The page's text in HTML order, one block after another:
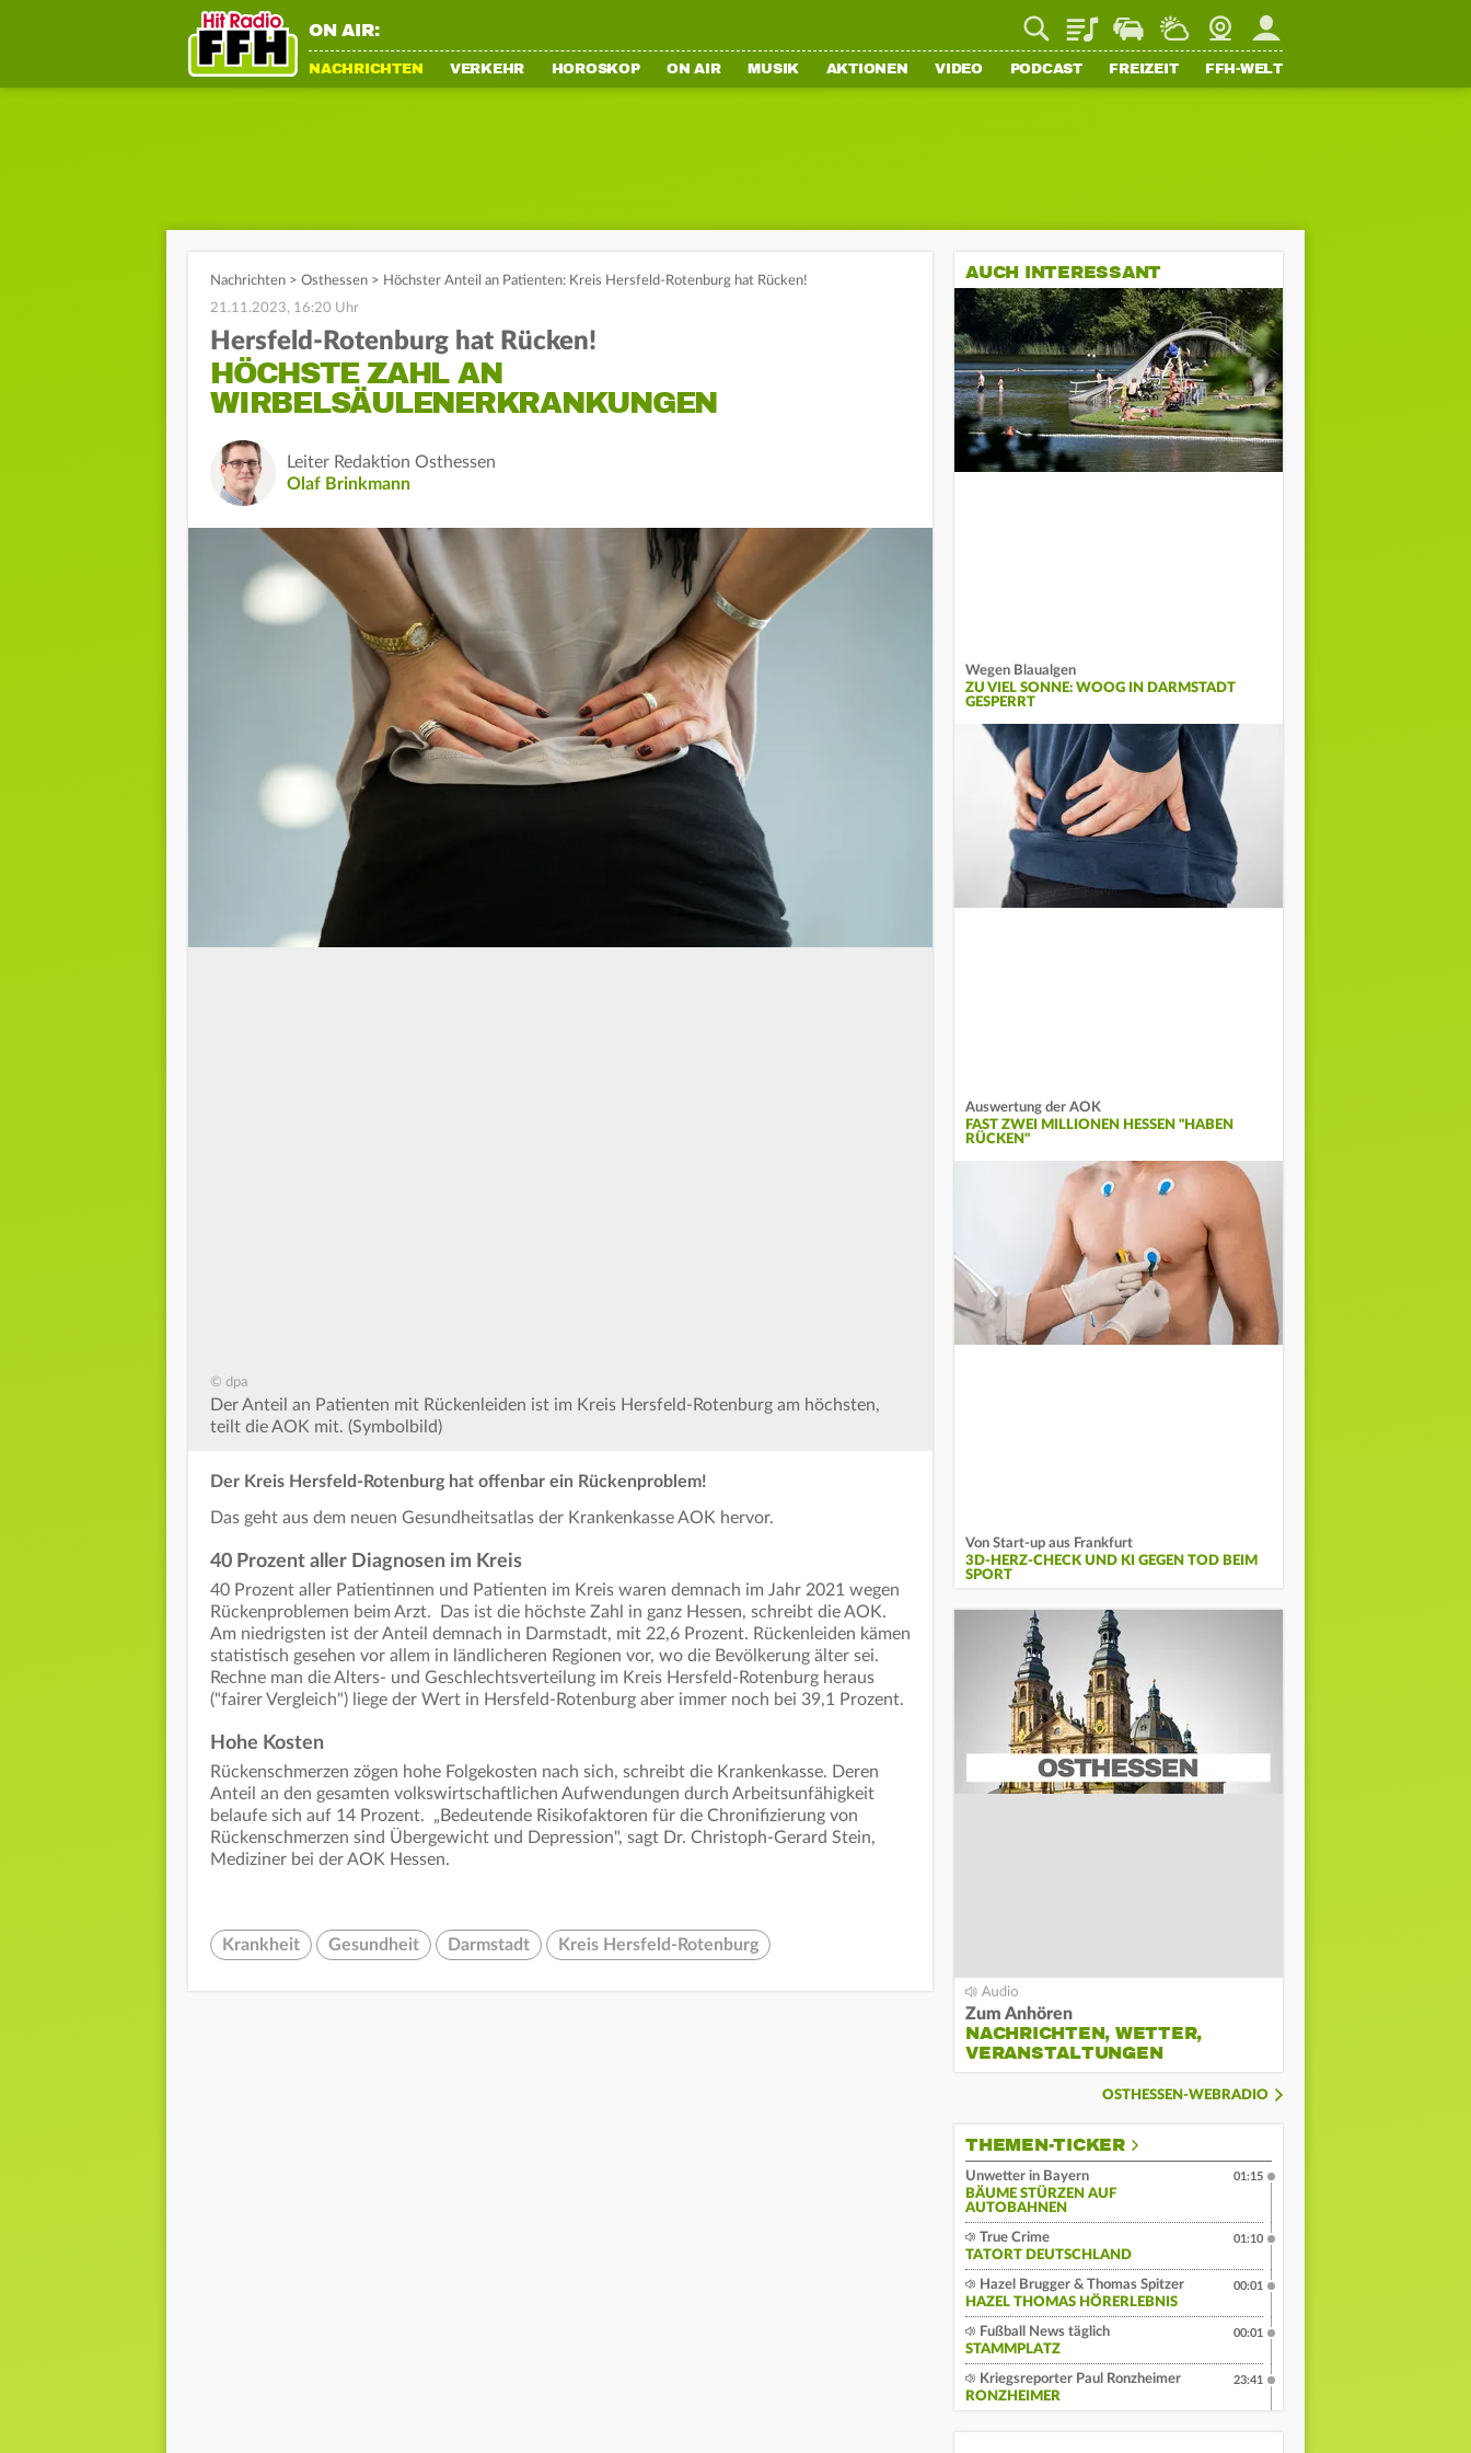
ON AIR: PlaylistStaupilotWetterWebcamMein FFH
NACHRICHTEN VERKEHR HOROSKOP ON AIR MUSIK AKTIONEN VIDEO PODCAST FREIZEIT FFH-WELT
Nachrichten > Osthessen > Höchster Anteil an Patienten: Kreis Hersfeld-Rotenburg hat Rücken!
21.11.2023, 16:20 Uhr
Hersfeld-Rotenburg hat Rücken!
HÖCHSTE ZAHL AN
WIRBELSÄULENERKRANKUNGEN
Leiter Redaktion Osthessen
Olaf Brinkmann
© dpa
Der Anteil an Patienten mit Rückenleiden ist im Kreis Hersfeld-Rotenburg am höchsten,
teilt die AOK mit. (Symbolbild)
Der Kreis Hersfeld-Rotenburg hat offenbar ein Rückenproblem!
Das geht aus dem neuen Gesundheitsatlas der Krankenkasse AOK hervor.
40 Prozent aller Diagnosen im Kreis
40 Prozent aller Patientinnen und Patienten im Kreis waren demnach im Jahr 2021 wegen
Rückenproblemen beim Arzt. Das ist die höchste Zahl in ganz Hessen, schreibt die AOK.
Am niedrigsten ist der Anteil demnach in Darmstadt, mit 22,6 Prozent. Rückenleiden kämen
statistisch gesehen vor allem in ländlicheren Regionen vor, wo die Bevölkerung älter sei.
Rechne man die Alters- und Geschlechtsverteilung im Kreis Hersfeld-Rotenburg heraus
("fairer Vergleich") liege der Wert in Hersfeld-Rotenburg aber immer noch bei 39,1 Prozent.
Hohe Kosten
Rückenschmerzen zögen hohe Folgekosten nach sich, schreibt die Krankenkasse. Deren
Anteil an den gesamten volkswirtschaftlichen Aufwendungen durch Arbeitsunfähigkeit
belaufe sich auf 14 Prozent. „Bedeutende Risikofaktoren für die Chronifizierung von
Rückenschmerzen sind Übergewicht und Depression", sagt Dr. Christoph-Gerard Stein,
Mediziner bei der AOK Hessen.
Krankheit Gesundheit Darmstadt Kreis Hersfeld-Rotenburg
AUCH INTERESSANT
Wegen Blaualgen
ZU VIEL SONNE: WOOG IN DARMSTADT
GESPERRT
Auswertung der AOK
FAST ZWEI MILLIONEN HESSEN "HABEN
RÜCKEN"
Von Start-up aus Frankfurt
3D-HERZ-CHECK UND KI GEGEN TOD BEIM
SPORT
Zum Anhören
NACHRICHTEN, WETTER,
VERANSTALTUNGEN
OSTHESSEN-WEBRADIO
THEMEN-TICKER
Unwetter in Bayern
BÄUME STÜRZEN AUF
AUTOBAHNEN
01:15
True Crime
TATORT DEUTSCHLAND
01:10
Hazel Brugger & Thomas Spitzer
HAZEL THOMAS HÖRERLEBNIS
00:01
Fußball News täglich
STAMMPLATZ
00:01
Kriegsreporter Paul Ronzheimer
RONZHEIMER
23:41